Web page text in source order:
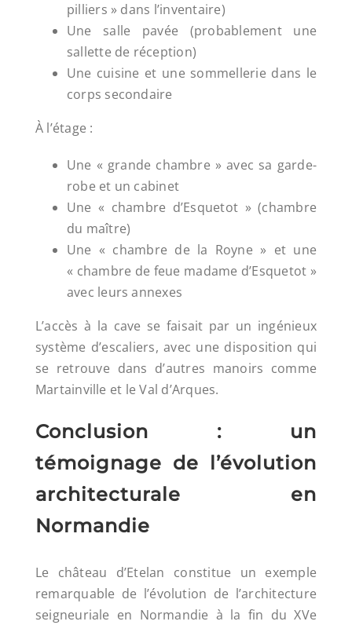
pilliers » dans l’inventaire)
Une salle pavée (probablement une
sallette de réception)
Une cuisine et une sommellerie dans le
corps secondaire
À l’étage :
Une « grande chambre » avec sa garde-
robe et un cabinet
Une « chambre d’Esquetot » (chambre
du maître)
Une « chambre de la Royne » et une
« chambre de feue madame d’Esquetot »
avec leurs annexes
L’accès à la cave se faisait par un ingénieux
système d’escaliers, avec une disposition qui
se retrouve dans d’autres manoirs comme
Martainville et le Val d’Arques.
Conclusion : un
témoignage de l’évolution
architecturale en
Normandie
Le château d’Etelan constitue un exemple
remarquable de l’évolution de l’architecture
seigneuriale en Normandie à la fin du XVe